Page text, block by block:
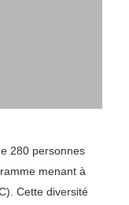
280 personnes
menant à
Cette diversité